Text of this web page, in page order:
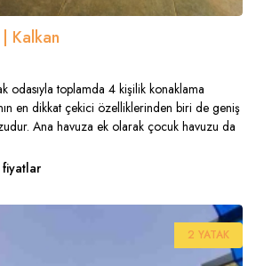
| Kalkan
odasıyla toplamda 4 kişilik konaklama
en dikkat çekici özelliklerinden biri de geniş
Ana havuza ek olarak çocuk havuzu da
2 YATAK